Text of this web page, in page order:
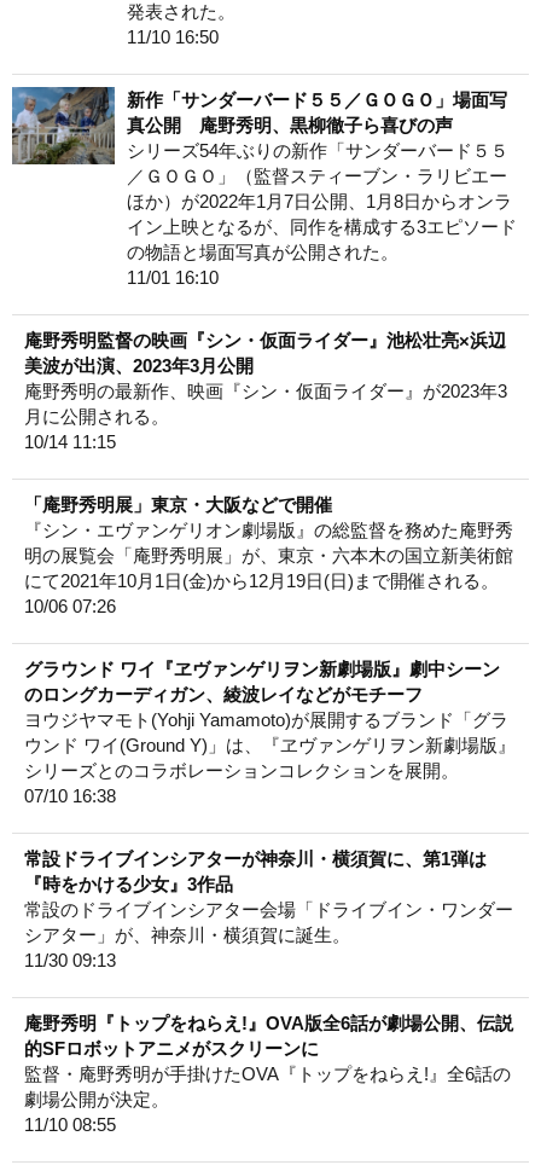
発表された。
11/10 16:50
新作「サンダーバード５５／ＧＯＧＯ」場面写
真公開 庵野秀明、黒柳徹子ら喜びの声
シリーズ54年ぶりの新作「サンダーバード５５
／ＧＯＧＯ」（監督スティーブン・ラリビエー
ほか）が2022年1月7日公開、1月8日からオンラ
イン上映となるが、同作を構成する3エピソード
の物語と場面写真が公開された。
11/01 16:10
庵野秀明監督の映画『シン・仮面ライダー』池松壮亮×浜辺
美波が出演、2023年3月公開
庵野秀明の最新作、映画『シン・仮面ライダー』が2023年3
月に公開される。
10/14 11:15
「庵野秀明展」東京・大阪などで開催
『シン・エヴァンゲリオン劇場版』の総監督を務めた庵野秀
明の展覧会「庵野秀明展」が、東京・六本木の国立新美術館
にて2021年10月1日(金)から12月19日(日)まで開催される。
10/06 07:26
グラウンド ワイ『ヱヴァンゲリヲン新劇場版』劇中シーン
のロングカーディガン、綾波レイなどがモチーフ
ヨウジヤマモト(Yohji Yamamoto)が展開するブランド「グラ
ウンド ワイ(Ground Y)」は、『ヱヴァンゲリヲン新劇場版』
シリーズとのコラボレーションコレクションを展開。
07/10 16:38
常設ドライブインシアターが神奈川・横須賀に、第1弾は
『時をかける少女』3作品
常設のドライブインシアター会場「ドライブイン・ワンダー
シアター」が、神奈川・横須賀に誕生。
11/30 09:13
庵野秀明『トップをねらえ!』OVA版全6話が劇場公開、伝説
的SFロボットアニメがスクリーンに
監督・庵野秀明が手掛けたOVA『トップをねらえ!』全6話の
劇場公開が決定。
11/10 08:55